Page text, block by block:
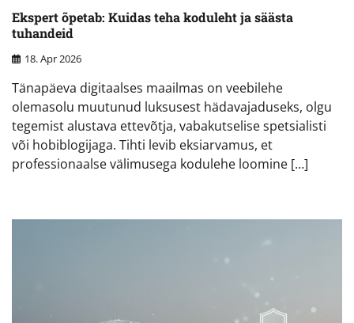
Ekspert õpetab: Kuidas teha koduleht ja säästa
tuhandeid
18. Apr 2026
Tänapäeva digitaalses maailmas on veebilehe
olemasolu muutunud luksusest hädavajaduseks, olgu
tegemist alustava ettevõtja, vabakutselise spetsialisti
või hobiblogijaga. Tihti levib eksiarvamus, et
professionaalse välimusega kodulehe loomine […]